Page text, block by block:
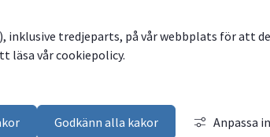
inklusive tredjeparts, på vår webbplats för att
läsa vår cookiepolicy.
Godkänn alla kakor Anpassa